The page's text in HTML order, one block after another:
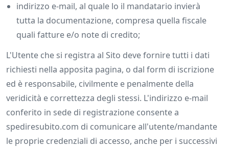
indirizzo e-mail, al quale lo il mandatario invierà
tutta la documentazione, compresa quella fiscale
quali fatture e/o note di credito;
L'Utente che si registra al Sito deve fornire tutti i dati
richiesti nella apposita pagina, o dal form di iscrizione
ed è responsabile, civilmente e penalmente della
veridicità e correttezza degli stessi. L'indirizzo e-mail
conferito in sede di registrazione consente a
spediresubito.com di comunicare all'utente/mandante
le proprie credenziali di accesso, anche per i successivi